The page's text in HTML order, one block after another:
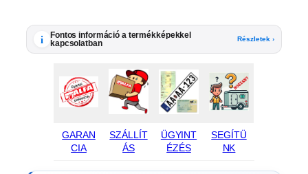
i
Fontos információ a termékképekkel
kapcsolatban
Részletek ›
GARAN
CIA
SZÁLLÍT
ÁS
ÜGYINT
ÉZÉS
SEGÍTÜ
NK